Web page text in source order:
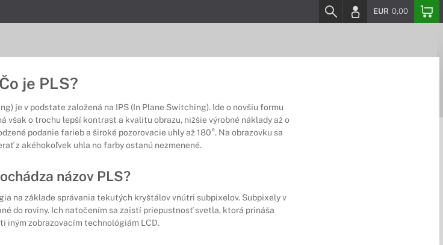
EUR 0,00
Čo je PLS?
je v podstate založená na IPS (In Plane Switching). Ide o novšiu formu
však o trochu lepší kontrast a kvalitu obrazu, nižšie výrobné náklady až o
podanie farieb a široké pozorovacie uhly až 180°. Na obrazovku sa
z akéhokoľvek uhla no farby ostanú nezmenené.
názov PLS?
na základe správania tekutých kryštálov vnútri subpixelov. Subpixely v
do roviny. Ich natočením sa zaistí priepustnosť svetla, ktorá prináša
iným zobrazovacím technológiám LCD.